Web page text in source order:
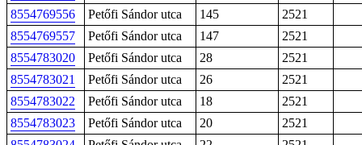
8554769556
Petőfi Sándor utca 145
2521
8554769557
Petőfi Sándor utca 147
2521
8554783020
Petőfi Sándor utca 28
2521
8554783021
Petőfi Sándor utca 26
2521
8554783022
Petőfi Sándor utca 18
2521
8554783023
Petőfi Sándor utca 20
2521